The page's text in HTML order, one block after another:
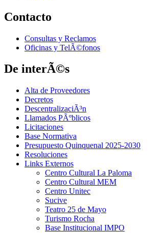
Contacto
Consultas y Reclamos
Oficinas y TelÃ©fonos
De interÃ©s
Alta de Proveedores
Decretos
DescentralizaciÃ³n
Llamados PÃºblicos
Licitaciones
Base Normativa
Presupuesto Quinquenal 2025-2030
Resoluciones
Links Externos
Centro Cultural La Paloma
Centro Cultural MEM
Centro Unitec
Sucive
Teatro 25 de Mayo
Turismo Rocha
Base Institucional IMPO